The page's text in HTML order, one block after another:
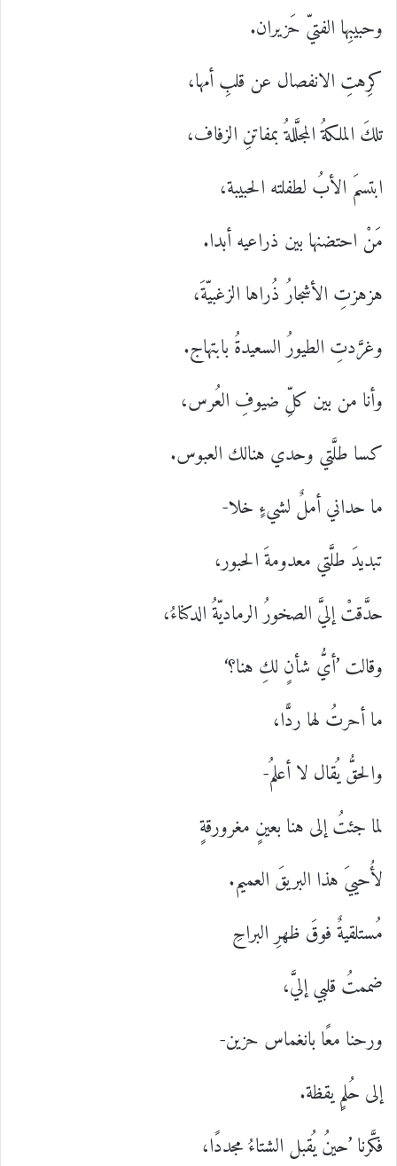
وحبيبِها الفتيّ حَزيران.
كرِهتِ الانفصال عن قلبِ أمها،
تلكَ الملكةُ المجلَّلةُ بمفاتنِ الزفاف،
ابتسمَ الأبُ لطفلته الحبيبة،
مَنْ احتضنها بين ذراعيه أبدا.
هزهزتِ الأشجارُ ذُراها الزغبيّةَ،
وغرَّدتِ الطيورُ السعيدةُ بابتهاج.
وأنا من بين كلِّ ضيوفِ العُرس،
كسا طلَّتي وحدي هنالك العبوس.
ما حداني أملٌ لشيءٍ خلا-
تبديدَ طلَّتي معدومةَ الحبور،
حدَّقتْ إليَّ الصخورُ الرماديّةُ الدكناءُ،
وقالت ’أيُّ شأنٍ لكِ هنا؟‘
ما أحرتُ لها ردًّا،
والحقُّ يُقال لا أعلمُ-
لما جئتُ إلى هنا بعينٍ مغرورقةٍ
لأُحييَ هذا البريقَ العميم.
مُستلقيةٌ فوقَ ظهرِ البراحِ
ضممتُ قلبي إليَّ،
ورحنا معًا بانغماس حزين-
إلى حُلمٍ يقظة.
فكَّرنا ’حينُ يُقبل الشتاءُ مجددًا،